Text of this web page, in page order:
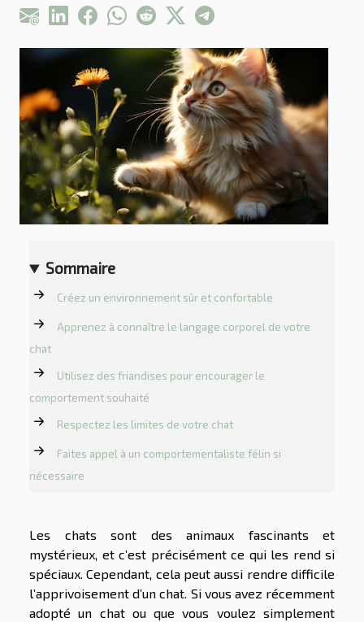
Sommaire
Créez un environnement sûr et confortable
Apprenez à connaître le langage corporel de votre
chat
Utilisez des friandises pour encourager le
comportement souhaité
Respectez les limites de votre chat
Faites appel à un comportementaliste félin si
nécessaire
Les chats sont des animaux fascinants et
mystérieux, et c’est précisément ce qui les rend si
spéciaux. Cependant, cela peut aussi rendre difficile
l’apprivoisement d’un chat. Si vous avez récemment
adopté un chat ou que vous voulez simplement